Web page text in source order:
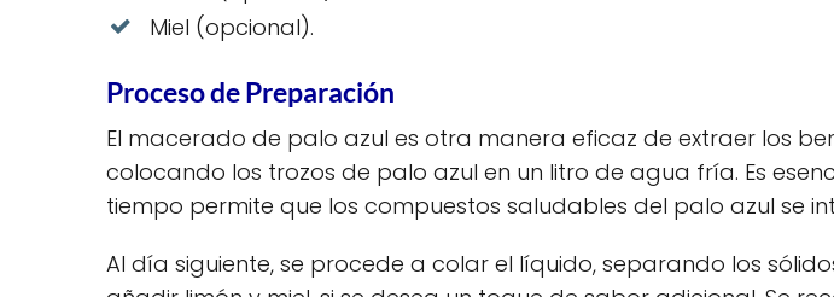
Miel (opcional).
Proceso de Preparación
El macerado de palo azul es otra manera eficaz de extraer los
colocando los trozos de palo azul en un litro de agua fría. Es
tiempo permite que los compuestos saludables del palo azul se
Al día siguiente, se procede a colar el líquido, separando los